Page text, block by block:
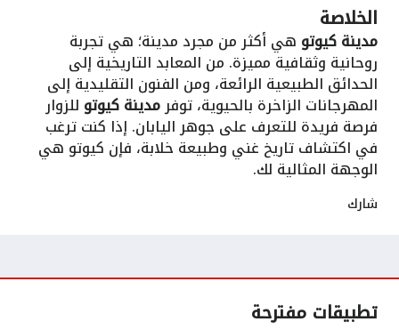
الخلاصة
مدينة كيوتو هي أكثر من مجرد مدينة؛ هي تجربة
روحانية وثقافية مميزة. من المعابد التاريخية إلى
الحدائق الطبيعية الرائعة، ومن الفنون التقليدية إلى
المهرجانات الزاخرة بالحيوية، توفرمدينة كيوتو للزوار
فرصة فريدة للتعرف على جوهر اليابان. إذا كنت ترغب
في اكتشاف تاريخ غني وطبيعة خلابة، فإن كيوتو هي
الوجهة المثالية لك.
شارك
تطبيقات مفترحة